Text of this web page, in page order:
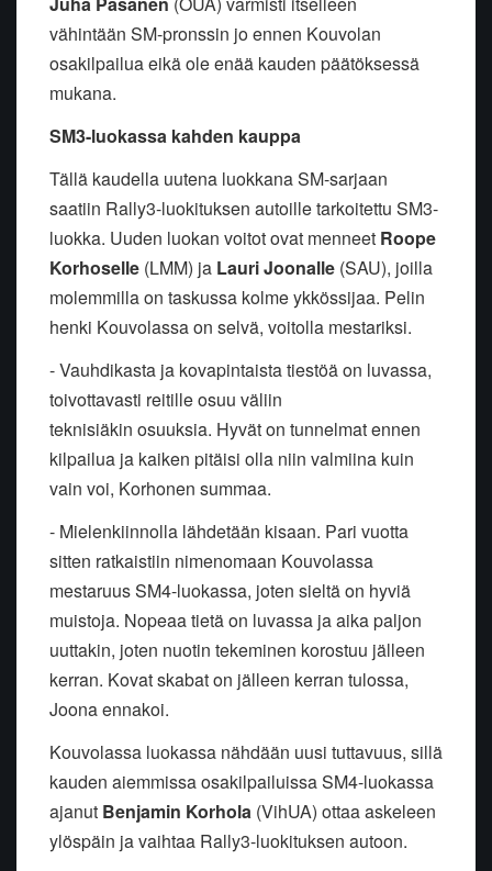
vähintään SM-pronssin jo ennen Kouvolan
osakilpailua eikä ole enää kauden päätöksessä
mukana.
SM3-luokassa kahden kauppa
Tällä kaudella uutena luokkana SM-sarjaan
saatiin Rally3-luokituksen autoille tarkoitettu SM3-
luokka. Uuden luokan voitot ovat menneet Roope
Korhoselle (LMM) ja Lauri Joonalle (SAU), joilla
molemmilla on taskussa kolme ykkössijaa. Pelin
henki Kouvolassa on selvä, voitolla mestariksi.
- Vauhdikasta ja kovapintaista tiestöä on luvassa,
toivottavasti reitille osuu väliin
teknisiäkin osuuksia. Hyvät on tunnelmat ennen
kilpailua ja kaiken pitäisi olla niin valmiina kuin
vain voi, Korhonen summaa.
- Mielenkiinnolla lähdetään kisaan. Pari vuotta
sitten ratkaistiin nimenomaan Kouvolassa
mestaruus SM4-luokassa, joten sieltä on hyviä
muistoja. Nopeaa tietä on luvassa ja aika paljon
uuttakin, joten nuotin tekeminen korostuu jälleen
kerran. Kovat skabat on jälleen kerran tulossa,
Joona ennakoi.
Kouvolassa luokassa nähdään uusi tuttavuus, sillä
kauden aiemmissa osakilpailuissa SM4-luokassa
ajanut Benjamin Korhola (VihUA) ottaa askeleen
ylöspäin ja vaihtaa Rally3-luokituksen autoon.